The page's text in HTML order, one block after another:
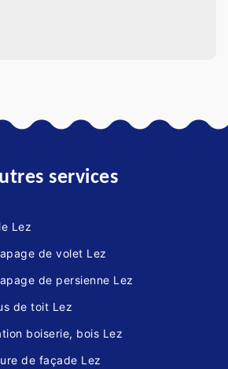
services
Lez
de volet Lez
de persienne Lez
de toit Lez
boiserie, bois Lez
de façade Lez